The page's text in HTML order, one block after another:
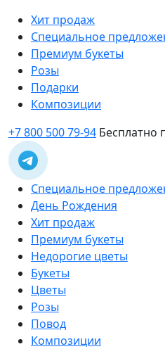
Хит продаж
Специальное
Премиум букеты
Розы
Подарки
Композиции
+7 800 500 79-94 Бесплатно
Специальное
День Рождения
Хит продаж
Премиум букеты
Недорогие цветы
Букеты
Цветы
Розы
Повод
Композиции